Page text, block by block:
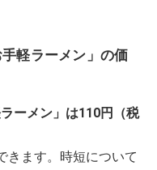
軽ラーメン」の価
ーメン」は110円（税
きます。時短について